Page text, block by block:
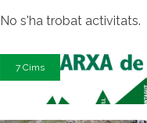
No s'ha trobat activitats.
7 Cims